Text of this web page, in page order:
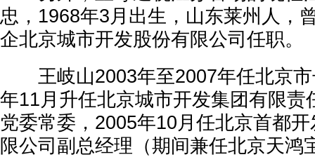
忠，1968年3月出生，山东莱州人，
企北京城市开发股份有限公司任职。
王岐山2003年至2007年任北京市
年11月升任北京城市开发集团有限责
党委常委，2005年10月任北京首都
限公司副总经理（期间兼任北京天鸿